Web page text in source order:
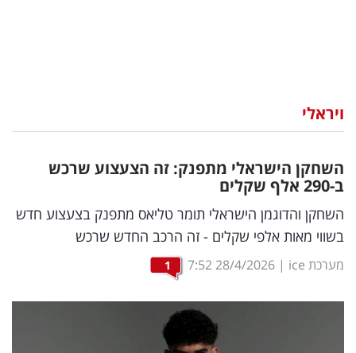
וצרכנות
דיגיטל
וטק
שיווק
ופרסום
משפט
ויראלי
השחקן הישראלי מתפנק: זה הצעצוע שרכש
ב-290 אלף שקלים
השחקן והדוגמן הישראלי תומר טליאס מתפנק בצעצוע חדש
בשווי מאות אלפי שקלים - זה הרכב החדש שרכש
מערכת ice |
28/4/2026
7:52
1